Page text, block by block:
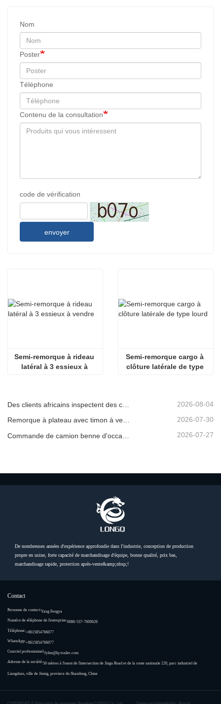
Nom
Poster
Téléphone
Contenu de la consultation
code de vérification
envoyer
Semi-remorque à rideau
latéral à 3 essieux à
Semi-remorque cargo à
clôture latérale de type
2026-08-04
Remorque à plateau avec timon à vendre 2026-07-30
2026-07-27
Contact
Personne de contact:Yang Fengya
Numéro de téléphone de l'entreprise:0086-537-7600626
Téléphone:+8615854766077
WhatsApp:+8615854766077
Courriel professionnel:fylnn@lq-trailer.com
Adresse de la société:50 mètres à l'ouest de l'intersection de Jingu Road et de la route nationale 220, parc industriel de
Liangshan, ville de Jining, province du Shandong, Chine
De nombreuses années d'expérience approfondie dans l'industrie, conception de production
propre en usine, forte capacité de marchandisage d'équipe, bonne qualité, prix bas,
marchandisage rapide, protection après-vente&amp;nbsp;!